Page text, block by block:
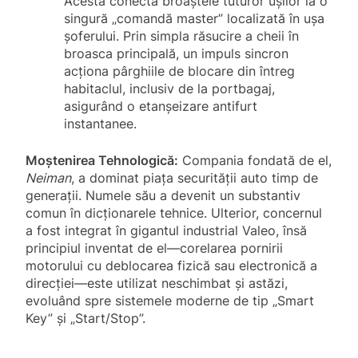
singură „comandă master” localizată în ușa
șoferului. Prin simpla răsucire a cheii în
broasca principală, un impuls sincron
acționa pârghiile de blocare din întreg
habitaclul, inclusiv de la portbagaj,
asigurând o etanșeizare antifurt
instantanee.
Moștenirea Tehnologică: Compania fondată de el,
Neiman, a dominat piața securității auto timp de
generații. Numele său a devenit un substantiv
comun în dicționarele tehnice. Ulterior, concernul
a fost integrat în gigantul industrial Valeo, însă
principiul inventat de el—corelarea pornirii
motorului cu deblocarea fizică sau electronică a
direcției—este utilizat neschimbat și astăzi,
evoluând spre sistemele moderne de tip „Smart
Key” și „Start/Stop”.